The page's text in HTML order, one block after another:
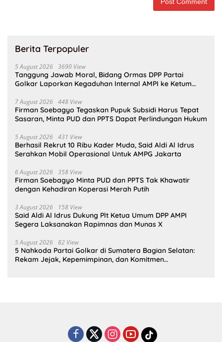
Berita Terpopuler
5 August 2026 3690 View
Tanggung Jawab Moral, Bidang Ormas DPP Partai
Golkar Laporkan Kegaduhan Internal AMPI ke Ketum
7 August 2026 448 View
Firman Soebagyo Tegaskan Pupuk Subsidi Harus Tepat
Sasaran, Minta PUD dan PPTS Dapat Perlindungan Hukum
5 August 2026 431 View
Berhasil Rekrut 10 Ribu Kader Muda, Said Aldi Al Idrus
Serahkan Mobil Operasional Untuk AMPG Jakarta
6 August 2026 358 View
Firman Soebagyo Minta PUD dan PPTS Tak Khawatir
dengan Kehadiran Koperasi Merah Putih
3 August 2026 158 View
Said Aldi Al Idrus Dukung Plt Ketua Umum DPP AMPI
Segera Laksanakan Rapimnas dan Munas X
5 August 2026 82 View
5 Nahkoda Partai Golkar di Sumatera Bagian Selatan:
Rekam Jejak, Kepemimpinan, dan Komitmen